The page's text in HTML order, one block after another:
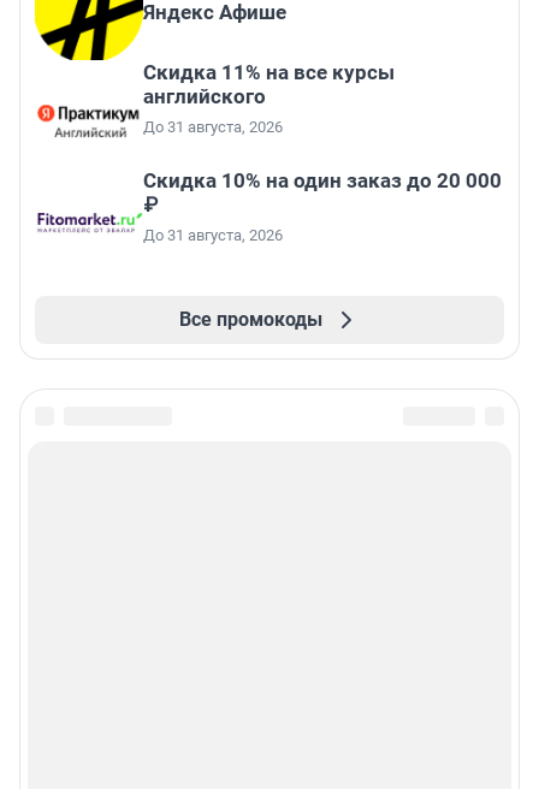
Яндекс Афише
Скидка 11% на все курсы
английского
До 31 августа, 2026
Скидка 10% на один заказ до 20 000
₽
До 31 августа, 2026
Все промокоды